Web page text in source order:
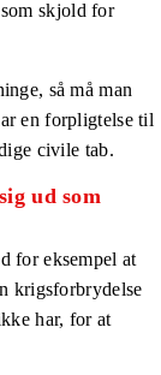
skjold for
så må man
en forpligtelse til
civile tab.
ud som
for eksempel at
krigsforbrydelse
har, for at